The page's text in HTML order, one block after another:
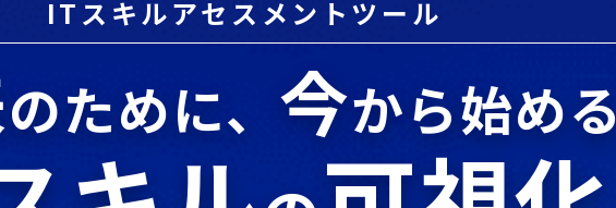
ITスキルアセスメントツール
のために、 今から始める